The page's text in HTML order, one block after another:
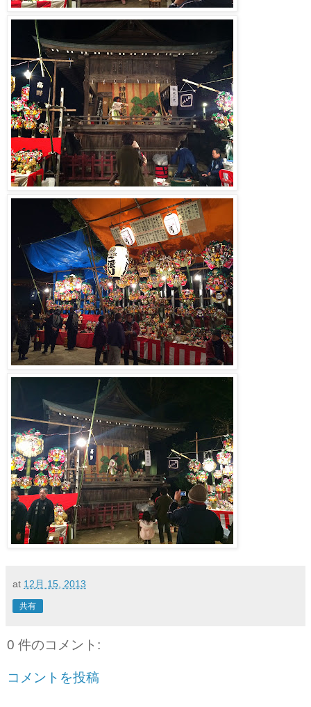
at 12月 15, 2013
共有
0 件のコメント:
コメントを投稿